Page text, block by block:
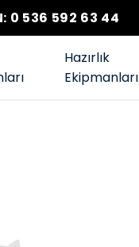
0 536 592 63 44
Hazırlık
Ekipmanları